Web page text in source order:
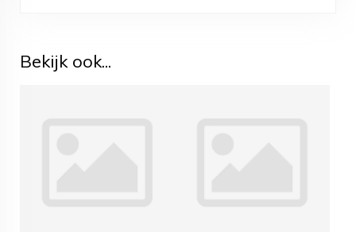
Bekijk ook...